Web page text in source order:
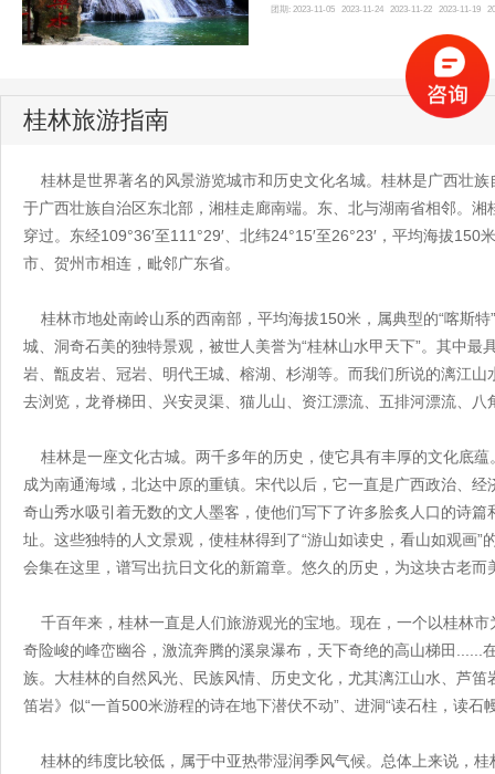
团期: 2023-11-05 2023-11-24 2023-11-22 2023-11-19
桂林旅游指南
桂林是世界著名的风景游览城市和历史文化名城。桂林是广西壮
于广西壮族自治区东北部，湘桂走廊南端。东、北与湖南省相邻。
穿过。东经109°36′至111°29′、北纬24°15′至26°23′，平均海拔
市、贺州市相连，毗邻广东省。
桂林市地处南岭山系的西南部，平均海拔150米，属典型的“喀斯
城、洞奇石美的独特景观，被世人美誉为“桂林山水甲天下”。其中
岩、甑皮岩、冠岩、明代王城、榕湖、杉湖等。而我们所说的漓江
去浏览，龙脊梯田、兴安灵渠、猫儿山、资江漂流、五排河漂流、
桂林是一座文化古城。两千多年的历史，使它具有丰厚的文化底
成为南通海域，北达中原的重镇。宋代以后，它一直是广西政治、
奇山秀水吸引着无数的文人墨客，使他们写下了许多脍炙人口的诗
址。这些独特的人文景观，使桂林得到了“游山如读史，看山如观画
会集在这里，谱写出抗日文化的新篇章。悠久的历史，为这块古老
千百年来，桂林一直是人们旅游观光的宝地。现在，一个以桂林
奇险峻的峰峦幽谷，激流奔腾的溪泉瀑布，天下奇绝的高山梯田
族。大桂林的自然风光、民族风情、历史文化，尤其漓江山水、芦
笛岩》似“一首500米游程的诗在地下潜伏不动”、进洞“读石柱，读石
桂林的纬度比较低，属于中亚热带湿润季风气候。总体上来说，